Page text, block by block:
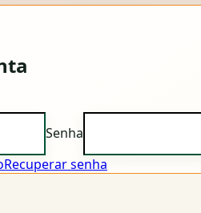
Senha
Recuperar senha